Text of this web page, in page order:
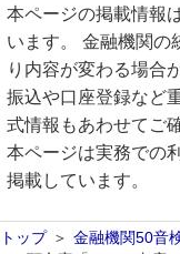
本ページの掲載情報
います。 金融機関の
り内容が変わる場合
振込や口座登録など
式情報もあわせてご
本ページは実務での
掲載しています。
トップ 金融機関50音